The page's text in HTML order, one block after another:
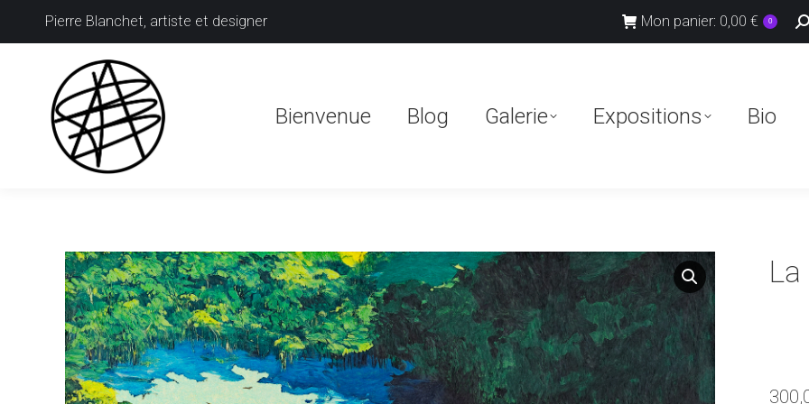
Pierre Blanchet, artiste et designer Mon panier: 0,00€ 0
:
Bienvenue Blog Galerie Expositions Bio
Bienvenue Blog Galerie Expositions Bio